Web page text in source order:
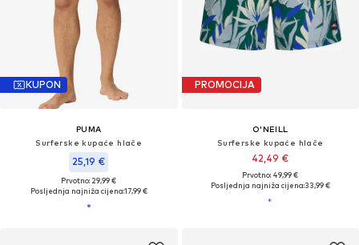
KUPON
PUMA
Surferske kupaće hlače
25,19 €
Prvotno: 29,99 €
Posljednja najniža cijena:17,99 €
PROMOCIJA
O'NEILL
Surferske kupaće hlače
42,49 €
Prvotno: 49,99 €
Posljednja najniža cijena:33,99 €